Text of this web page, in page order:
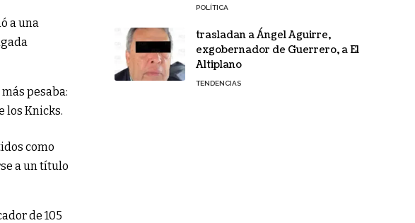
a una
pesaba:
los Knicks.
como
a un título
de 105
POLÍTICA
trasladan a Ángel Aguirre,
exgobernador de Guerrero, a El
Altiplano
TENDENCIAS